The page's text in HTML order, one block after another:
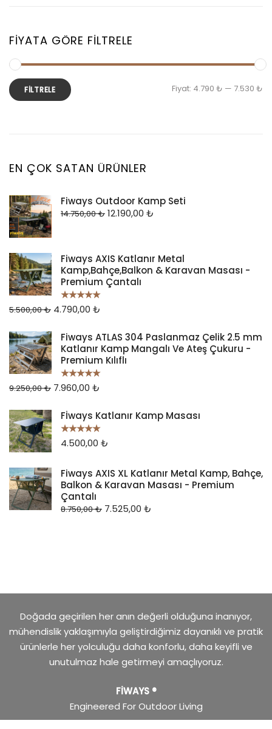
FIYATA GÖRE FILTRELE
FILTRELE Fiyat: 4.790 ₺ — 7.530 ₺
EN ÇOK SATAN ÜRÜNLER
Fiways Outdoor Kamp Seti
14.750,00₺ 12.190,00 ₺
Fiways AXIS Katlanır Metal
Kamp,Bahçe,Balkon & Karavan Masası -
Premium Çantalı
5 üzerinden
5.500,00₺ 4.790,00 ₺
Fiways ATLAS 304 Paslanmaz Çelik 2.5 mm
Katlanır Kamp Mangalı Ve Ateş Çukuru -
Premium Kılıflı
5 üzerinden
9.250,00₺ 7.960,00 ₺
Fİways Katlanır Kamp Masası
5 üzerinden
4.500,00 ₺
Fiways AXIS XL Katlanır Metal Kamp, Bahçe,
Balkon & Karavan Masası - Premium
Çantalı
8.750,00₺ 7.525,00 ₺
Doğada geçirilen her anın değerli olduğuna inanıyor,
mühendislik yaklaşımıyla geliştirdiğimiz dayanıklı ve pratik
ürünlerle her yolculuğu daha konforlu, daha keyifli ve
unutulmaz hale getirmeyi amaçlıyoruz.
FİWAYS ®
Engineered For Outdoor Living